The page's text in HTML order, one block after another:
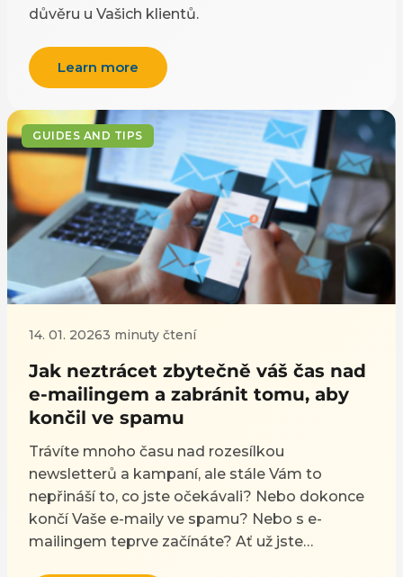
důvěru u Vašich klientů.
Learn more
GUIDES AND TIPS
14. 01. 20263 minuty čtení
Jak neztrácet zbytečně váš čas nad
e-mailingem a zabránit tomu, aby
končil ve spamu
Trávíte mnoho času nad rozesílkou
newsletterů a kampaní, ale stále Vám to
nepřináší to, co jste očekávali? Nebo dokonce
končí Vaše e-maily ve spamu? Nebo s e-
mailingem teprve začínáte? Ať už jste